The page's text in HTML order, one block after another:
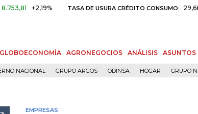
+2,19% TASA DE USURA CRÉDITO CONSUMO 29,66%
GLOBOECONOMÍA AGRONEGOCIOS ANÁLISIS ASUNTOS
NACIONAL GRUPO ARGOS ODINSA HOGAR GRUPO
EMPRESAS